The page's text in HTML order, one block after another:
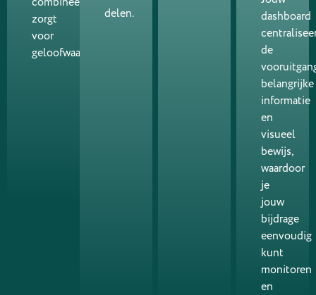
zorgt
voor
geloofwaardigheid.
delen.
dashboard
de
belangrijke
informatie
en
visueel
bewijs,
waardoor
je
jouw
bijdrage
eenvoudig
kunt
monitoren
en